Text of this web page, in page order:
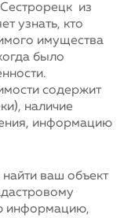
из
узнать, кто
имущества
было
содержит
наличие
информацию
ваш объект
информацию,